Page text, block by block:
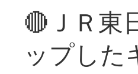
🔴ＪＲ東
ップした